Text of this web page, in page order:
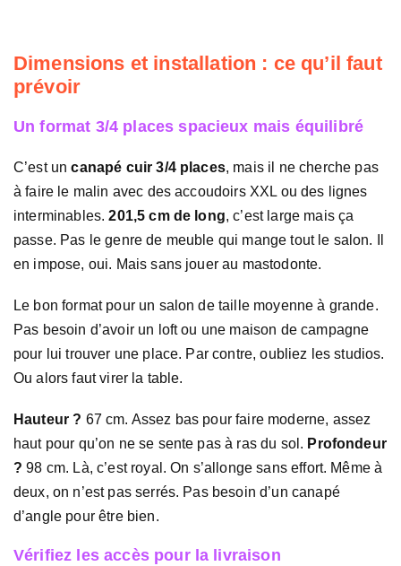
Dimensions et installation : ce qu’il faut
prévoir
Un format 3/4 places spacieux mais équilibré
C’est uncanapé cuir 3/4 places, mais il ne cherche pas
à faire le malin avec des accoudoirs XXL ou des lignes
interminables.201,5 cm de long, c’est large mais ça
passe. Pas le genre de meuble qui mange tout le salon. Il
en impose, oui. Mais sans jouer au mastodonte.
Le bon format pour un salon de taille moyenne à grande.
Pas besoin d’avoir un loft ou une maison de campagne
pour lui trouver une place. Par contre, oubliez les studios.
Ou alors faut virer la table.
Hauteur ? 67 cm. Assez bas pour faire moderne, assez
haut pour qu’on ne se sente pas à ras du sol. Profondeur
? 98 cm. Là, c’est royal. On s’allonge sans effort. Même à
deux, on n’est pas serrés. Pas besoin d’un canapé
d’angle pour être bien.
Vérifiez les accès pour la livraison